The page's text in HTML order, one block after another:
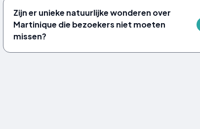
Zijn er unieke natuurlijke wonderen over
Martinique die bezoekers niet moeten
missen?